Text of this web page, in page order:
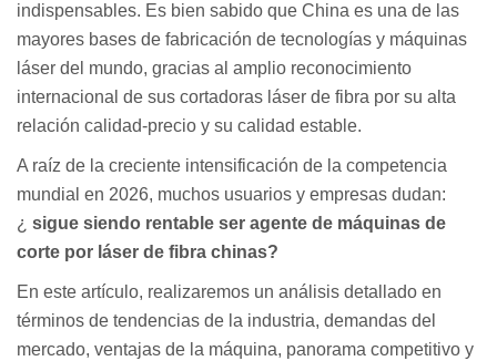
indispensables. Es bien sabido que China es una de las
mayores bases de fabricación de tecnologías y máquinas
láser del mundo, gracias al amplio reconocimiento
internacional de sus cortadoras láser de fibra por su alta
relación calidad-precio y su calidad estable.
A raíz de la creciente intensificación de la competencia
mundial en 2026, muchos usuarios y empresas dudan:
¿ sigue siendo rentable ser agente de máquinas de
corte por láser de fibra chinas?
En este artículo, realizaremos un análisis detallado en
términos de tendencias de la industria, demandas del
mercado, ventajas de la máquina, panorama competitivo y